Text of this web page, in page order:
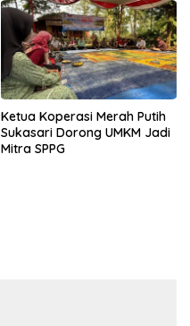
Ketua Koperasi Merah Putih
Sukasari Dorong UMKM Jadi
Mitra SPPG